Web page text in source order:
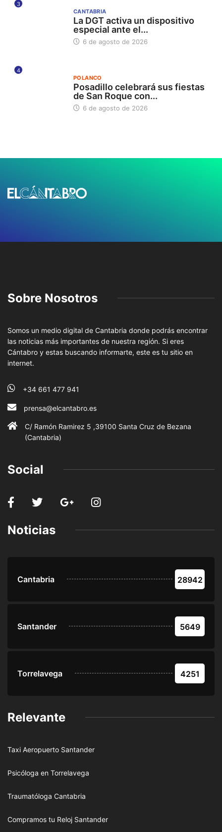
3
CANTABRIA
La DGT activa un dispositivo
especial ante el...
6 de agosto de 2026
4
POLANCO
Posadillo celebrará sus fiestas
de San Roque con...
6 de agosto de 2026
Sobre Nosotros
Somos un medio digital de Cantabria donde podrás encontrar
las noticias más importantes de nuestra región. Si eres
Cántabro y estas buscando informarte, este es tu sitio en
internet.
+34 661 477 941
prensa@elcantabro.es
C/ Ramón Ramirez 5 ,39100 Santa Cruz de Bezana
(Cantabria)
Social
Noticias
Cantabria 28942
Santander 5649
Torrelavega 4251
Relevante
Taxi Aeropuerto Santander
Psicóloga en Torrelavega
Traumatóloga Cantabria
Compramos tu Reloj Santander